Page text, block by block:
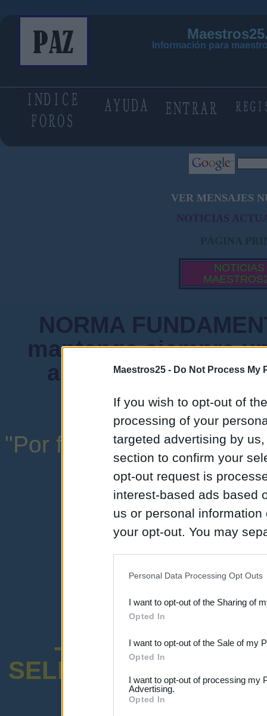
Maestros25 - Do Not Process My
If you wish to opt-out of
processing of your
targeted advertising by
section to confirm your
opt-out request is
interest-based ads based
us or personal
your opt-out. You may
Downstream Participants
third parties.
Personal Data Processing Opt Outs
I want to opt-out of the Sharing of
Opted In
I want to opt-out of the Sale of my
Opted In
I want to opt-out of processing my
Advertising.
Opted In
Información para
VER MENSAJES
NOTICIAS
PÁGINA
NOTICIAS
NORMA
mantenga siempre
admiten mensajes
instituciones
"Por favor, no abuse de
una expresión
-ENCUESTA
SELECTIVO